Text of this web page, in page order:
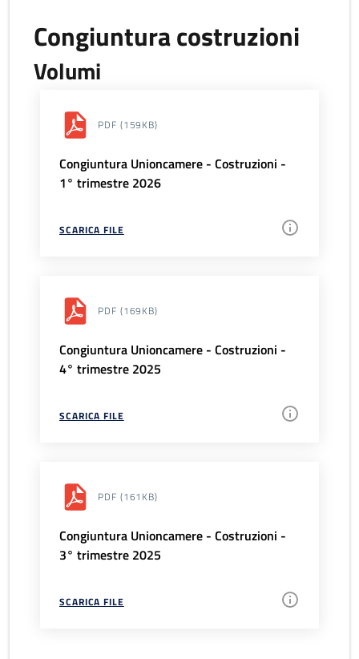
Congiuntura costruzioni
Volumi
PDF (159KB)
Congiuntura Unioncamere - Costruzioni -
1° trimestre 2026
SCARICA FILE
PDF (169KB)
Congiuntura Unioncamere - Costruzioni -
4° trimestre 2025
SCARICA FILE
PDF (161KB)
Congiuntura Unioncamere - Costruzioni -
3° trimestre 2025
SCARICA FILE